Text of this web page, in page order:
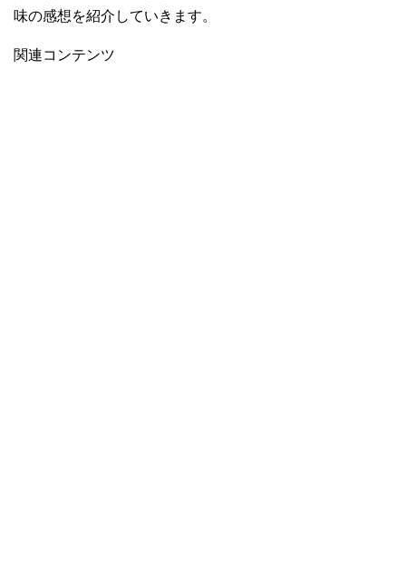
味の感想を紹介していきます。
関連コンテンツ